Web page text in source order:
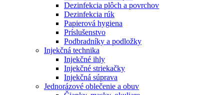
Dezinfekcia plôch a povrchov
Dezinfekcia rúk
Papierová hygiena
Príslušenstvo
Podbradníky a podložky
Injekčná technika
Injekčné ihly
Injekčné striekačky
Injekčná súprava
Jednorázové oblečenie a obuv